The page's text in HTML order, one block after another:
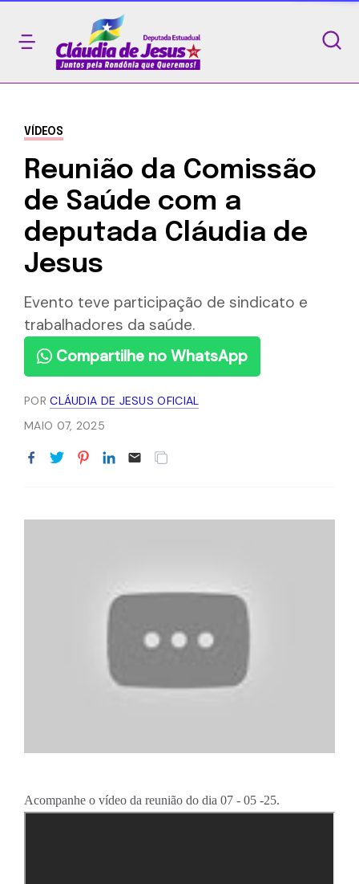
VÍDEOS
Reunião da Comissão
de Saúde com a
deputada Cláudia de
Jesus
Evento teve participação de sindicato e
trabalhadores da saúde.
Compartilhe no WhatsApp
PORCLÁUDIA DE JESUS OFICIAL
MAIO 07, 2025
Acompanhe o vídeo da reunião do dia 07 - 05 -25.